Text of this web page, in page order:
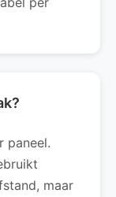
paneel.
maar